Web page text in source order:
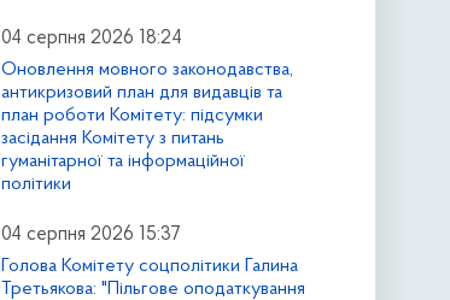
04 серпня 2026 18:24
Оновлення мовного законодавства,
антикризовий план для видавців та
план роботи Комітету: підсумки
засідання Комітету з питань
гуманітарної та інформаційної
політики
04 серпня 2026 15:37
Голова Комітету соцполітики Галина
Третьякова: "Пільгове оподаткування